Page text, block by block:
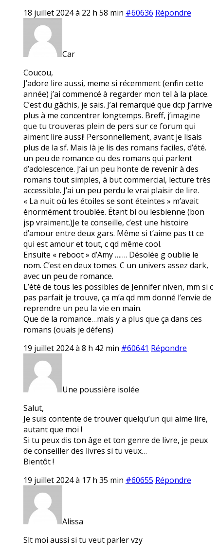
18 juillet 2024 à 22 h 58 min #60636 Répondre
Car
Coucou,
J’adore lire aussi, meme si récemment (enfin cette
année) j’ai commencé à regarder mon tel à la place.
C’est du gâchis, je sais. J’ai remarqué que dcp j’arrive
plus à me concentrer longtemps. Breff, j’imagine
que tu trouveras plein de pers sur ce forum qui
aiment lire aussi! Personnellement, avant je lisais
plus de la sf. Mais là je lis des romans faciles, d’été.
un peu de romance ou des romans qui parlent
d’adolescence. J’ai un peu honte de revenir à des
romans tout simples, à but commercial, lecture très
accessible. J’ai un peu perdu le vrai plaisir de lire.
« La nuit où les étoiles se sont éteintes » m’avait
énormément troublée. Étant bi ou lesbienne (bon
jsp vraiment.)Je te conseille, c’est une histoire
d’amour entre deux gars. Même si t’aime pas tt ce
qui est amour et tout, c qd même cool.
Ensuite « reboot » d’Amy ……. Désolée g oublie le
nom. C’est en deux tomes. C un univers assez dark,
avec un peu de romance.
L’été de tous les possibles de Jennifer niven, mm si c
pas parfait je trouve, ça m’a qd mm donné l’envie de
reprendre un peu la vie en main.
Que de la romance…mais y a plus que ça dans ces
romans (ouais je défens)
19 juillet 2024 à 8 h 42 min #60641 Répondre
Une poussière isolée
Salut,
Je suis contente de trouver quelqu’un qui aime lire,
autant que moi !
Si tu peux dis ton âge et ton genre de livre, je peux
de conseiller des livres si tu veux…
Bientôt !
19 juillet 2024 à 17 h 35 min #60655 Répondre
Alissa
Slt moi aussi si tu veut parler vzy